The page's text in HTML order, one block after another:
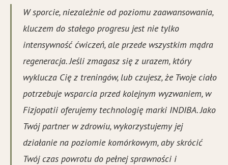
W sporcie, niezależnie od poziomu zaawansowania,
kluczem do stałego progresu jest nie tylko
intensywność ćwiczeń, ale przede wszystkim mądra
regeneracja. Jeśli zmagasz się z urazem, który
wyklucza Cię z treningów, lub czujesz, że Twoje ciało
potrzebuje wsparcia przed kolejnym wyzwaniem, w
Fizjopatii oferujemy technologię marki INDIBA. Jako
Twój partner w zdrowiu, wykorzystujemy jej
działanie na poziomie komórkowym, aby skrócić
Twój czas powrotu do pełnej sprawności i